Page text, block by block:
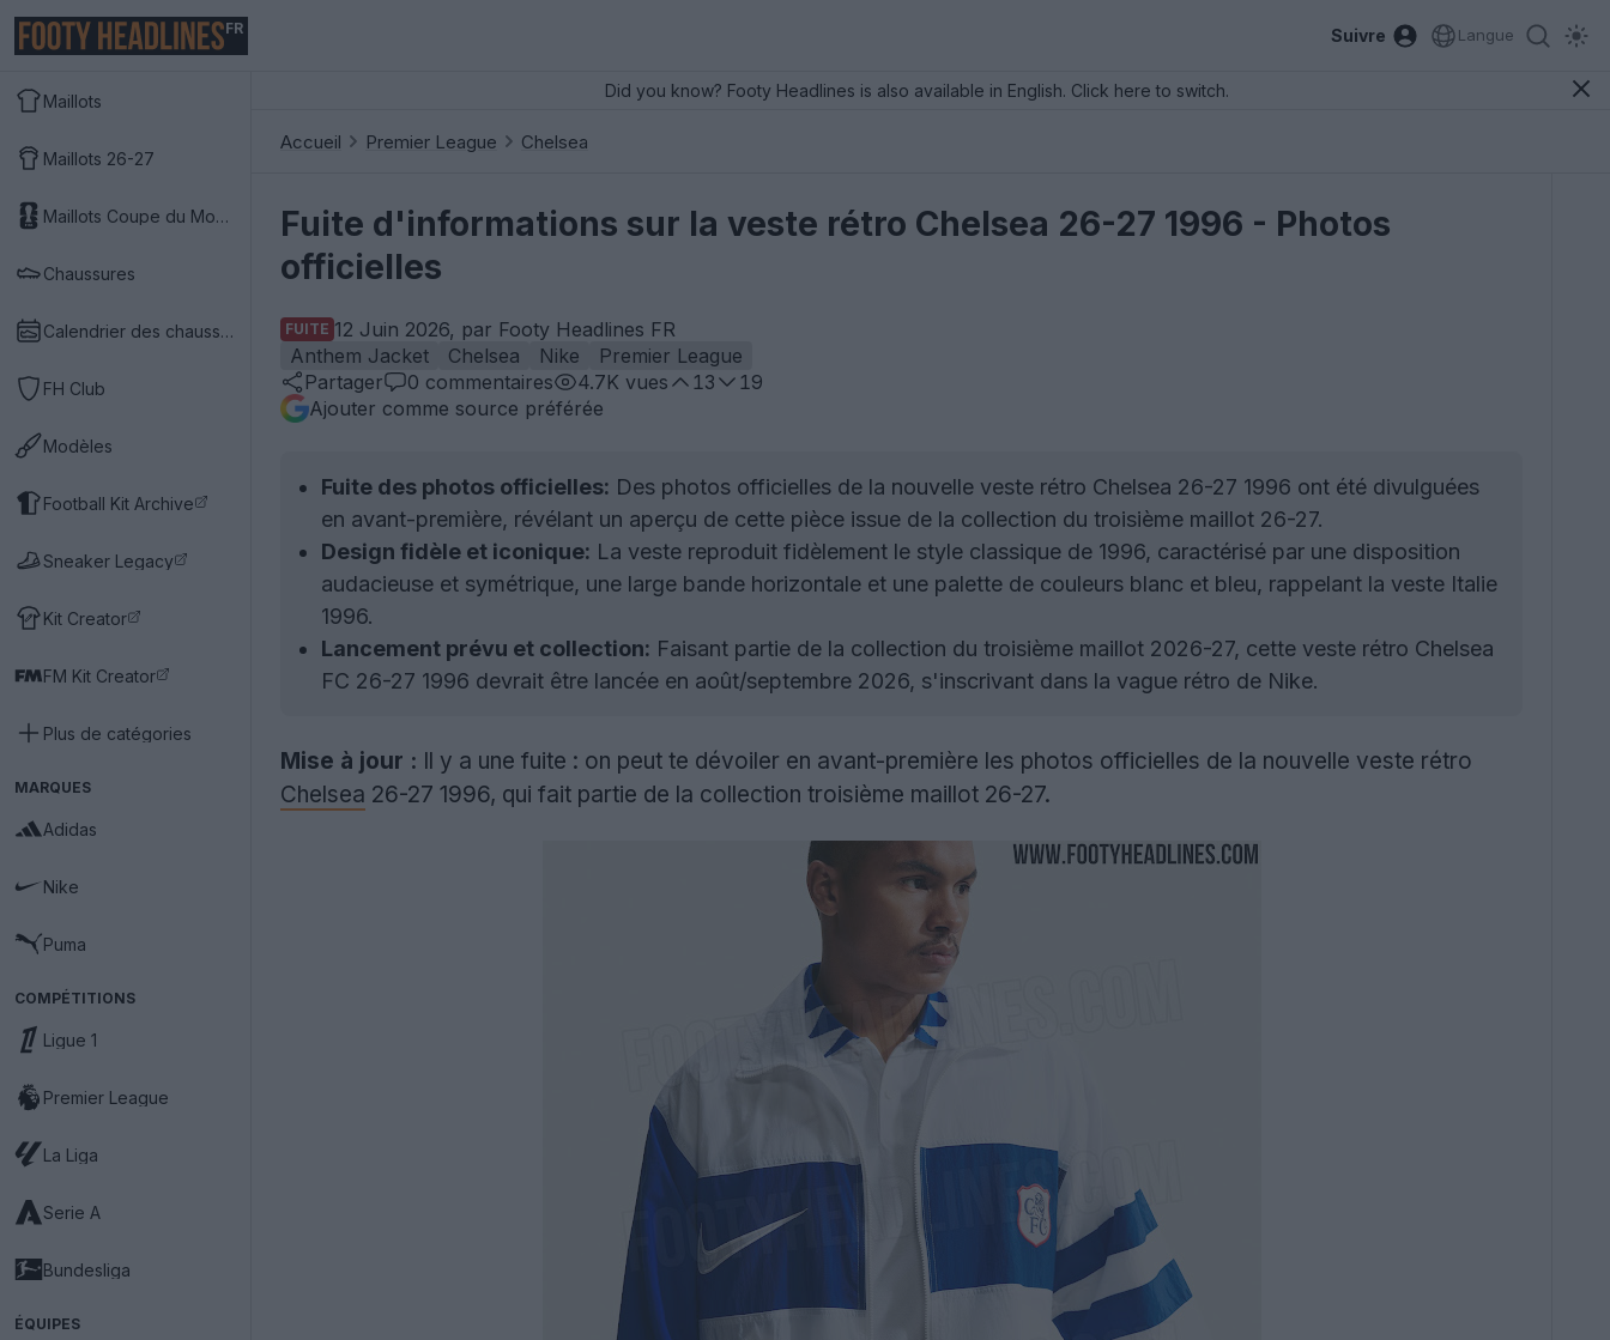
FR Suivre Langue
Maillots
Maillots 26-27
Maillots Coupe du Monde 2026
Chaussures
Calendrier des chaussures
FH Club
Modèles
Football Kit Archive
Sneaker Legacy
Kit Creator
FM Kit Creator
Plus de catégories
MARQUES
Adidas
Nike
Puma
COMPÉTITIONS
Ligue 1
Premier League
La Liga
Serie A
Bundesliga
ÉQUIPES
Did you know? Footy Headlines is also available in English. Click here to switch.
Accueil Premier League Chelsea
Fuite d'informations sur la veste rétro Chelsea 26-27 1996 - Photos
officielles
FUITE 12 Juin 2026, par Footy Headlines FR
Anthem Jacket
Chelsea Nike
Premier League
Partager
0 commentaires 4.7K vues 13
19
Ajouter comme source préférée
Fuite des photos officielles: Des photos officielles de la nouvelle veste rétro Chelsea 26-27 1996 ont été divulguées
en avant-première, révélant un aperçu de cette pièce issue de la collection du troisième maillot 26-27.
Design fidèle et iconique: La veste reproduit fidèlement le style classique de 1996, caractérisé par une disposition
audacieuse et symétrique, une large bande horizontale et une palette de couleurs blanc et bleu, rappelant la veste Italie
1996.
Lancement prévu et collection: Faisant partie de la collection du troisième maillot 2026-27, cette veste rétro Chelsea
FC 26-27 1996 devrait être lancée en août/septembre 2026, s'inscrivant dans la vague rétro de Nike.
Mise à jour : Il y a une fuite : on peut te dévoiler en avant-première les photos officielles de la nouvelle veste rétro
Chelsea 26-27 1996, qui fait partie de la collection troisième maillot 26-27.